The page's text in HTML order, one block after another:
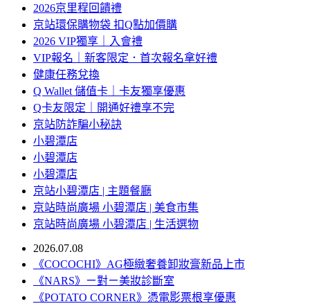
2026京里程回饋禮
京站環保購物袋 扣Q點加價購
2026 VIP獨享｜入會禮
VIP報名｜新客限定．首次報名拿好禮
健康任務兌換
Q Wallet 儲值卡｜卡友獨享優惠
Q卡友限定｜開通好禮享不完
京站防詐騙小秘訣
小碧潭店
小碧潭店
小碧潭店
京站小碧潭店 | 主題餐廳
京站時尚廣場 小碧潭店 | 美食市集
京站時尚廣場 小碧潭店 | 生活選物
2026.07.08
《COCOCHI》AG極緻奢養卸妝膏新品上市
《NARS》ㄧ對ㄧ美妝診斷室
《POTATO CORNER》憑電影票根享優惠